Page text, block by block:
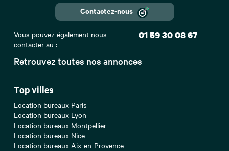
Retrouvez toutes nos annonces
Top villes
Location bureaux Paris
Location bureaux Lyon
Location bureaux Montpellier
Location bureaux Nice
Location bureaux Aix-en-Provence
Contactez-nous
Vous pouvez également nous
contacter au :
01 59 30 08 67